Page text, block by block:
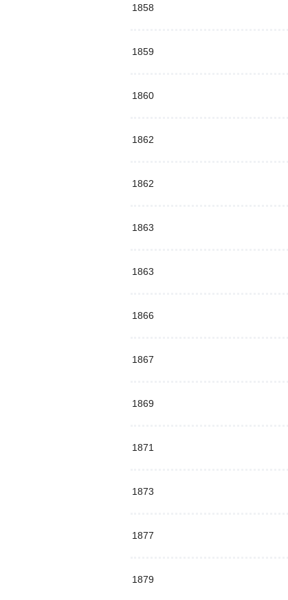
1858
1859
1860
1862
1862
1863
1863
1866
1867
1869
1871
1873
1877
1879